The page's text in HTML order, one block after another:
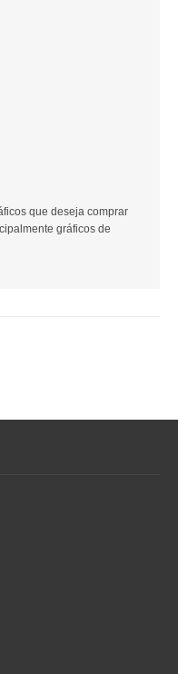
que deseja comprar
gráficos de